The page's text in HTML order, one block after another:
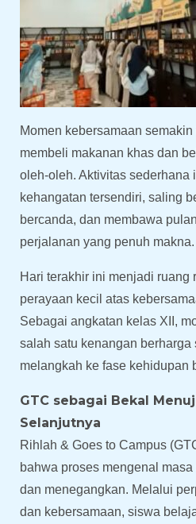
Momen kebersamaan
membeli makanan khas dan
oleh-oleh. Aktivitas sederhana
kehangatan tersendiri, saling
bercanda, dan membawa
perjalanan yang penuh makna.
Hari terakhir ini menjadi ruang
perayaan kecil atas
Sebagai angkatan kelas XII,
salah satu kenangan
melangkah ke fase kehidupan
GTC sebagai Bekal
Selanjutnya
Rihlah & Goes to Campus
bahwa proses mengenal
dan menegangkan. Melalui
dan kebersamaan, siswa